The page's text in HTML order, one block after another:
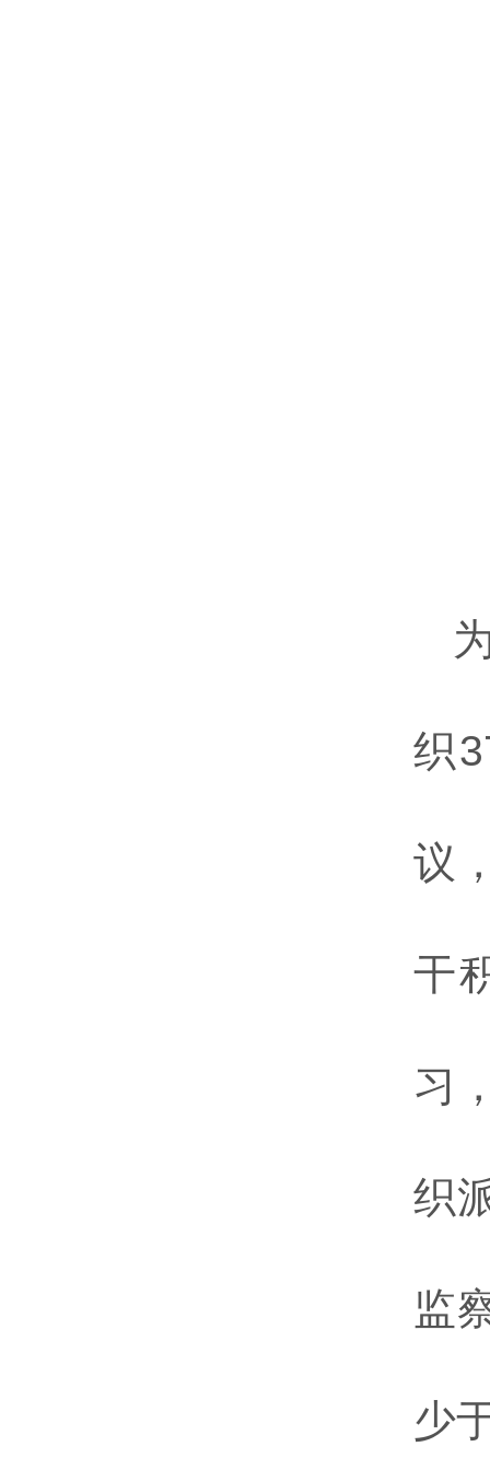
织
议
干
习
织
监
少